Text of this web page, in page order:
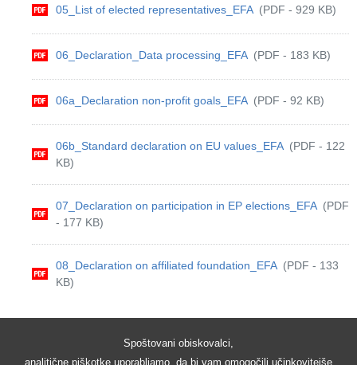
Spoštovani obiskovalci,
analitične piškotke uporabljamo, da bi vam omogočili učinkovitejše
05_List of elected representatives_EFA (PDF - 929 KB)
06_Declaration_Data processing_EFA (PDF - 183 KB)
06a_Declaration non-profit goals_EFA (PDF - 92 KB)
06b_Standard declaration on EU values_EFA (PDF - 122
KB)
07_Declaration on participation in EP elections_EFA (PDF
- 177 KB)
08_Declaration on affiliated foundation_EFA (PDF - 133
KB)